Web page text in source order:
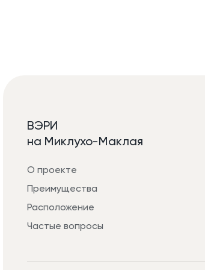
ВЭРИ
на Миклухо-Маклая
О проекте
Преимущества
Расположение
Частые вопросы